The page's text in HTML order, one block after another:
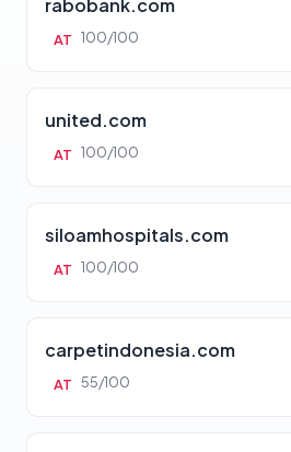
rabobank.com
AT 100/100
united.com
AT 100/100
siloamhospitals.com
AT 100/100
carpetindonesia.com
AT 55/100